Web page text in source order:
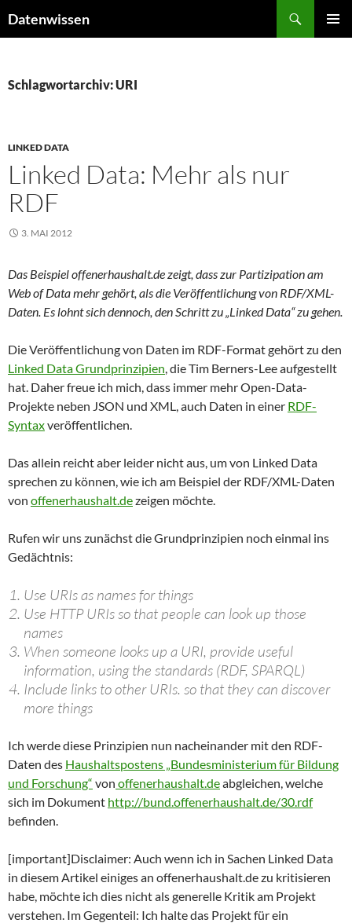
Inhalt
Datenwissen
Schlagwortarchiv: URI
LINKED DATA
Linked Data: Mehr als nur
RDF
3. MAI 2012
Das Beispiel offenerhaushalt.de zeigt, dass zur Partizipation am
Web of Data mehr gehört, als die Veröffentlichung von RDF/XML-
Daten. Es lohnt sich dennoch, den Schritt zu „Linked Data“ zu gehen.
Die Veröffentlichung von Daten im RDF-Format gehört zu den
Linked Data Grundprinzipien, die Tim Berners-Lee aufgestellt
hat. Daher freue ich mich, dass immer mehr Open-Data-
Projekte neben JSON und XML, auch Daten in einer RDF-
Syntaxveröffentlichen.
Das allein reicht aber leider nicht aus, um von Linked Data
sprechen zu können, wie ich am Beispiel der RDF/XML-Daten
von offenerhaushalt.dezeigen möchte.
Rufen wir uns zunächst die Grundprinzipien noch einmal ins
Gedächtnis:
Use URIs as names for things
Use HTTP URIs so that people can look up those
names
When someone looks up a URI, provide useful
information, using the standards (RDF, SPARQL)
Include links to other URIs. so that they can discover
more things
Ich werde diese Prinzipien nun nacheinander mit den RDF-
Daten des Haushaltspostens „Bundesministerium für Bildung
und Forschung“ von offenerhaushalt.deabgleichen, welche
sich im Dokument http://bund.offenerhaushalt.de/30.rdf
befinden.
[important]Disclaimer: Auch wenn ich in Sachen Linked Data
in diesem Artikel einiges an offenerhaushalt.de zu kritisieren
habe, möchte ich dies nicht als generelle Kritik am Projekt
verstehen. Im Gegenteil: Ich halte das Projekt für ein